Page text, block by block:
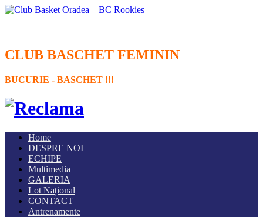
CLUB BASCHET FEMININ
BUCURIE - BASCHET !!!
Home
DESPRE NOI
ECHIPE
Multimedia
GALERIA
Lot Național
CONTACT
Antrenamente